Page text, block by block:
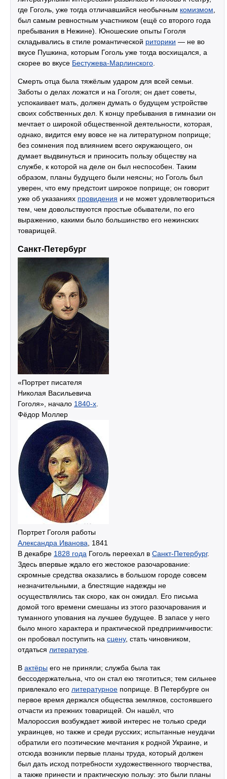
где Гоголь, уже тогда отличавшийся необычным комизмом
был самым ревностным участником (ещё со второго года
пребывания в Нежине). Юношеские опыты Гоголя
складывались в стиле романтической риторики — не во
вкусе Пушкина, которым Гоголь уже тогда восхищался, а
скорее во вкусе Бестужева-Марлинского
Смерть отца была тяжёлым ударом для всей семьи.
Заботы о делах ложатся и на Гоголя; он дает советы,
успокаивает мать, должен думать о будущем устройстве
своих собственных дел. К концу пребывания в гимназии он
мечтает о широкой общественной деятельности, которая,
однако, видится ему вовсе не на литературном поприще;
без сомнения под влиянием всего окружающего, он
думает выдвинуться и приносить пользу обществу на
службе, к которой на деле он был неспособен. Таким
образом, планы будущего были неясны; но Гоголь был
уверен, что ему предстоит широкое поприще; он говорит
уже об указаниях провидения и не может удовлетвориться
тем, чем довольствуются простые обыватели, по его
выражению, какими было большинство его нежинских
товарищей.
Санкт-Петербург
«Портрет писателя
Николая Васильевича
Гоголя», начало 1840-х
Фёдор Моллер
Портрет Гоголя работы
Александра Иванова , 1841
В декабре 1828 года Гоголь переехал в Санкт-Петербург.
Здесь впервые ждало его жестокое разочарование:
скромные средства оказались в большом городе совсем
незначительными, а блестящие надежды не
осуществлялись так скоро, как он ожидал. Его письма
домой того времени смешаны из этого разочарования и
туманного упования на лучшее будущее. В запасе у него
было много характера и практической предприимчивости:
он пробовал поступить на сцену, стать чиновником,
отдаться литературе
В актёры его не приняли; служба была так
бессодержательна, что он стал ею тяготиться; тем сильнее
привлекало его литературное поприще. В Петербурге он
первое время держался общества земляков, состоявшего
отчасти из прежних товарищей. Он нашёл, что
Малороссия возбуждает живой интерес не только среди
украинцев, но также и среди русских; испытанные неудачи
обратили его поэтические мечтания к родной Украине, и
отсюда возникли первые планы труда, который должен
был дать исход потребности художественного творчества,
а также принести и практическую пользу: это были планы